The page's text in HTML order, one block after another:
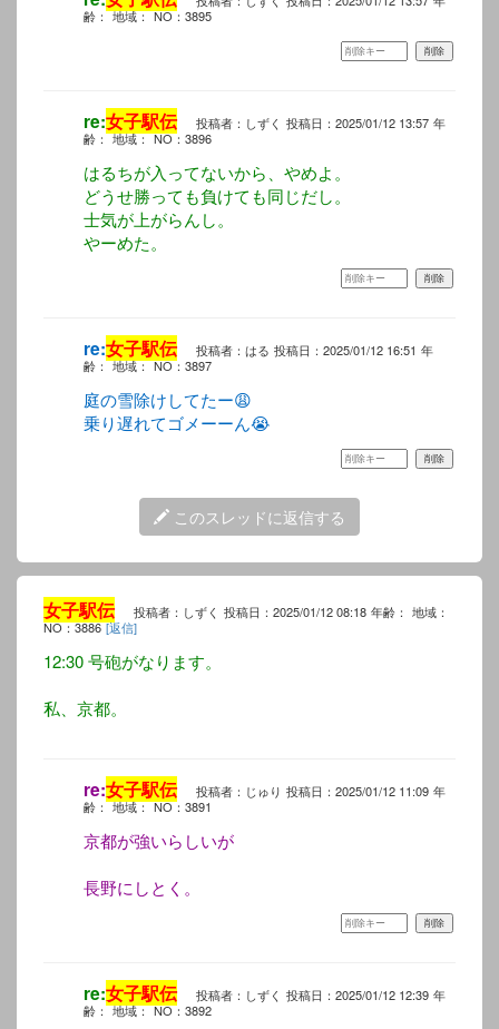
齢： 地域： NO：3895
re:女子駅伝 投稿者：しずく 投稿日：2025/01/12 13:57 年
齢： 地域： NO：3896
はるちが入ってないから、やめよ。
どうせ勝っても負けても同じだし。
士気が上がらんし。
やーめた。
re:女子駅伝 投稿者：はる 投稿日：2025/01/12 16:51 年
齢： 地域： NO：3897
庭の雪除けしてたー😩
乗り遅れてゴメーーん😭
このスレッドに返信する
女子駅伝 投稿者：しずく 投稿日：2025/01/12 08:18 年齢： 地域：
NO：3886 [返信]
12:30 号砲がなります。
私、京都。
re:女子駅伝 投稿者：じゅり 投稿日：2025/01/12 11:09 年
齢： 地域： NO：3891
京都が強いらしいが
長野にしとく。
re:女子駅伝 投稿者：しずく 投稿日：2025/01/12 12:39 年
齢： 地域： NO：3892